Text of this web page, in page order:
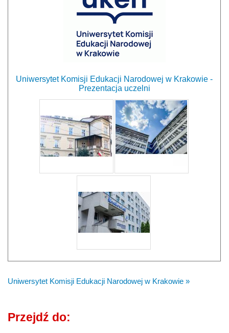
Uniwersytet Komisji Edukacji Narodowej w Krakowie -
Prezentacja uczelni
Uniwersytet Komisji Edukacji Narodowej w Krakowie »
Przejdź do: